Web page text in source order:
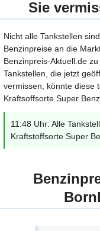
Sie
Nicht alle Tankstellen
Benzinpreise an die
Benzinpreis-Aktuell.de
Tankstellen, die jetzt
vermissen, könnte diese
Kraftsoffsorte Super
11:48 Uhr: Alle
Kraftstoffsorte Super